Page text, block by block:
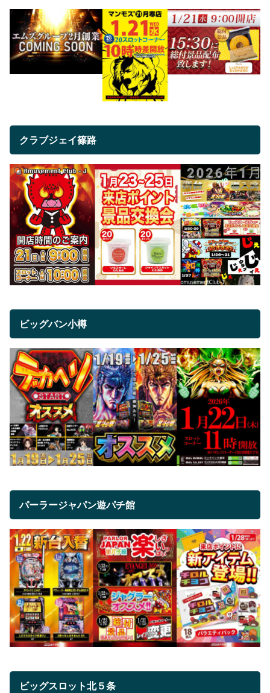
クラブジェイ篠路
ビッグバン小樽
パーラージャパン遊パチ館
ビッグスロット北５条